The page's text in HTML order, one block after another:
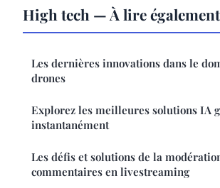
High tech — À lire également
Les dernières innovations dans le
drones
Explorez les meilleures solutions IA
instantanément
Les défis et solutions de la
commentaires en livestreaming